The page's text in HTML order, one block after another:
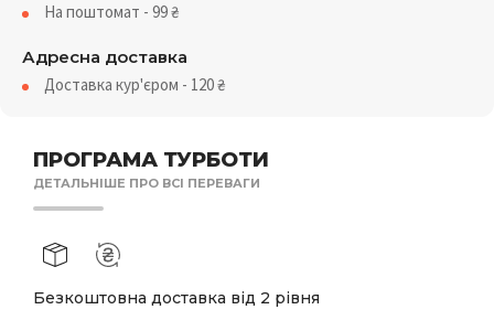
ПРОГРАМА ТУРБОТИ
ДЕТАЛЬНІШЕ ПРО ВСІ ПЕРЕВАГИ
Безкоштовна доставка від 2 рівня
На поштомат - 99₴
Адресна доставка
Доставка кур'єром - 120₴